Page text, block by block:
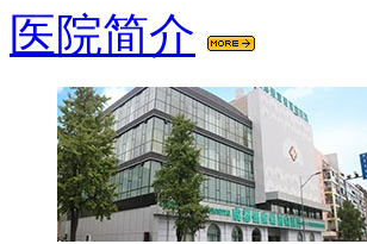
医院简介